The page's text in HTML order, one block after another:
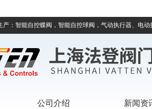
产：智能自控蝶阀，智能自控球阀，气动执行器、电
公司介绍 新闻资